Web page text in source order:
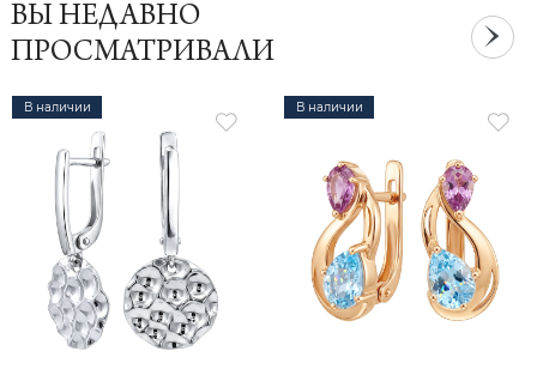
ВЫ НЕДАВНО
ПРОСМАТРИВАЛИ
В наличии В наличии